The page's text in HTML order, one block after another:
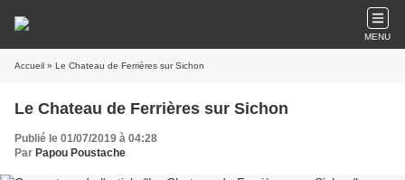
MENU
Accueil » Le Chateau de Ferrières sur Sichon
Le Chateau de Ferrières sur Sichon
Publié le 01/07/2019 à 04:28
Par Papou Poustache